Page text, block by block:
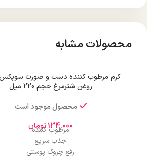
محصولات مشابه
کرم مرطوب کننده دست و صورت
روغن شترمرغ حجم 220 میل
محصول موجود است
134,000تومان
مرطوب کننده
جذب سریع
رفع چروک پوستی